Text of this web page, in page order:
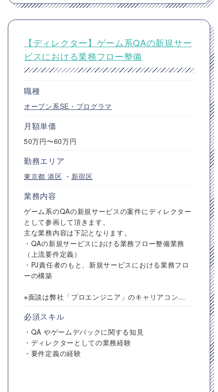
【ディレクター】ゲーム系QAの新規サー
ビスにおける業務フロー整備
職種
オープン系SE・プログラマ
月額単価
50万円〜60万円
勤務エリア
東京都 港区 ・ 新宿区
業務内容
ゲーム系のQAの新規サービスの案件にディレクター
として参画して頂きます。
主な業務内容は下記となります。
・QAの新規サービスにおける業務フロー整備業務
（上流要件定義）
・PJ責任者のもと、新規サービスにおける業務フロ
ーの構築
※面談は弊社「プロエンジニア」のキャリアコン...
必須スキル
・QA やゲームデバックに関する知見
・ディレクターとしての業務経験
・要件定義の経験